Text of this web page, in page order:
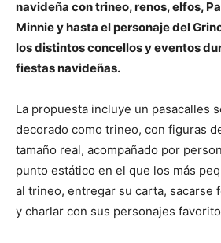
navideña con trineo, renos, elfos,
Minnie y hasta el personaje del
los distintos concellos y eventos
fiestas navideñas.
La propuesta incluye un pasacalles
decorado como trineo, con figuras
tamaño real, acompañado por
punto estático en el que los más
al trineo, entregar su carta, sacarse
y charlar con sus personajes